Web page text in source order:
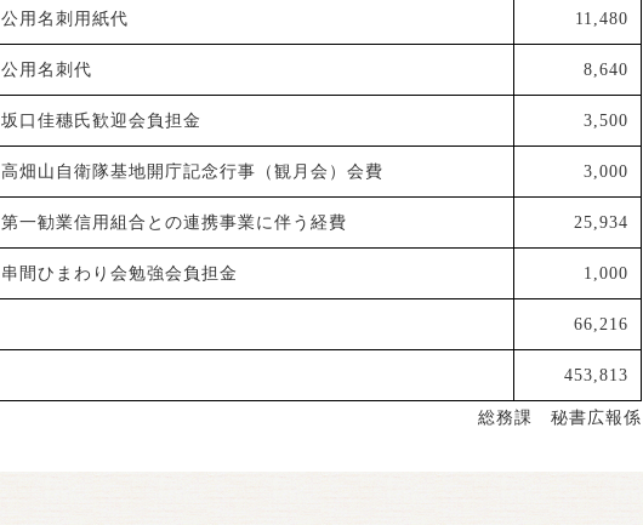
公用名刺用紙代 11,480
公用名刺代 8,640
坂口佳穗氏歓迎会負担金 3,500
高畑山自衛隊基地開庁記念行事（観月会）会費 3,000
第一勧業信用組合との連携事業に伴う経費 25,934
串間ひまわり会勉強会負担金 1,000
66,216
453,813
総務課 秘書広報係